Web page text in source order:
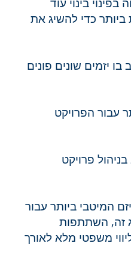
ביותר כדי להשיג את
בו יזמים שונים פונים
עבור הפרויקט
פרויקט
המיטבי ביותר עבור
זה, השתתפות
משפטי מלא לאורך